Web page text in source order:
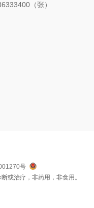
（张）
号
或治疗，非药用，非食用。